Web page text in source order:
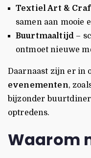
Textiel Art &
samen aan mooie
Buurtmaaltijd –
ontmoet nieuwe
Daarnaast zijn er in
evenementen,
bijzonder
optredens.
Waarom